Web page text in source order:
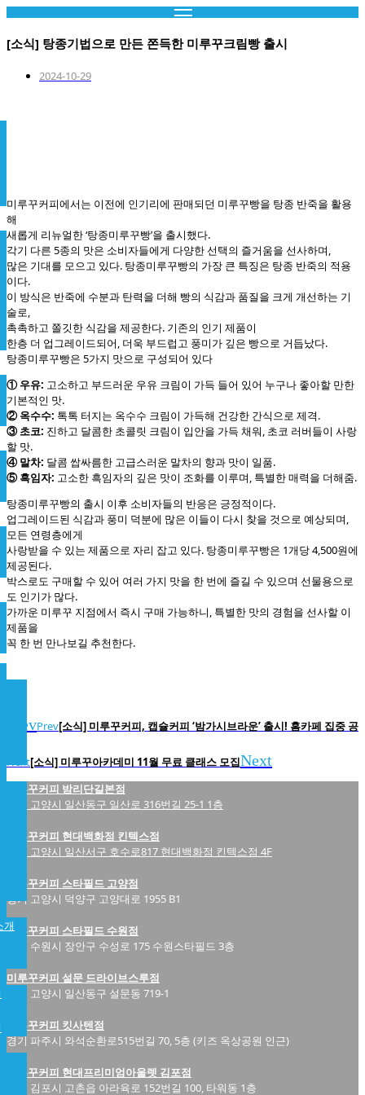
츠
개
[소식] 탕종기법으로 만든 쫀득한 미루꾸크림빵 출시
2024-10-29
미루꾸커피에서는 이전에 인기리에 판매되던 미루꾸빵을 탕종 반죽을 활용
해
새롭게 리뉴얼한 ‘탕종미루꾸빵’을 출시했다.
각기 다른 5종의 맛은 소비자들에게 다양한 선택의 즐거움을 선사하며,
많은 기대를 모으고 있다. 탕종미루꾸빵의 가장 큰 특징은 탕종 반죽의 적용
이다.
이 방식은 반죽에 수분과 탄력을 더해 빵의 식감과 품질을 크게 개선하는 기
술로,
촉촉하고 쫄깃한 식감을 제공한다. 기존의 인기 제품이
한층 더 업그레이드되어, 더욱 부드럽고 풍미가 깊은 빵으로 거듭났다.
탕종미루꾸빵은 5가지 맛으로 구성되어 있다
① 우유: 고소하고 부드러운 우유 크림이 가득 들어 있어 누구나 좋아할 만한
기본적인 맛.
② 옥수수: 톡톡 터지는 옥수수 크림이 가득해 건강한 간식으로 제격.
③ 초코: 진하고 달콤한 초콜릿 크림이 입안을 가득 채워, 초코 러버들이 사랑
할 맛.
④ 말차: 달콤 쌉싸름한 고급스러운 말차의 향과 맛이 일품.
⑤ 흑임자: 고소한 흑임자의 깊은 맛이 조화를 이루며, 특별한 매력을 더해줌.
탕종미루꾸빵의 출시 이후 소비자들의 반응은 긍정적이다.
업그레이드된 식감과 풍미 덕분에 많은 이들이 다시 찾을 것으로 예상되며,
모든 연령층에게
사랑받을 수 있는 제품으로 자리 잡고 있다. 탕종미루꾸빵은 1개당 4,500원에
제공된다.
박스로도 구매할 수 있어 여러 가지 맛을 한 번에 즐길 수 있으며 선물용으로
도 인기가 많다.
가까운 미루꾸 지점에서 즉시 구매 가능하니, 특별한 맛의 경험을 선사할 이
제품을
꼭 한 번 만나보길 추천한다.
PrevPrev[소식] 미루꾸커피, 캡슐커피 ‘밤가시브라운’ 출시! 홈카페 집중 공
Next[소식] 미루꾸아카데미 11월 무료 클래스 모집Next
미루꾸커피 밤리단길본점
경기 고양시 일산동구 일산로 316번길 25-1 1층
미루꾸커피 현대백화점 킨텍스점
경기 고양시 일산서구 호수로817 현대백화점 킨텍스점 4F
미루꾸커피 스타필드 고양점
경기 고양시 덕양구 고양대로 1955 B1
미루꾸커피 스타필드 수원점
경기 수원시 장안구 수성로 175 수원스타필드 3층
미루꾸커피 설문 드라이브스루점
경기 고양시 일산동구 설문동 719-1
미루꾸커피 킷사텐점
경기 파주시 와석순환로515번길 70, 5층 (키즈 옥상공원 인근)
미루꾸커피 현대프리미엄아울렛 김포점
경기 김포시 고촌읍 아라육로 152번길 100, 타워동 1층